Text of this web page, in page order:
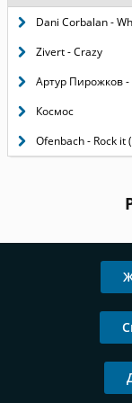
Dani Corbalan -
Zivert - Crazy
Артур Пирожков -
Космос
Ofenbach - Rock it